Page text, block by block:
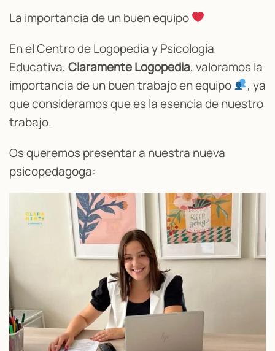
La importancia de un buen equipo
En el Centro de Logopedia y Psicología
Educativa, Claramente Logopedia, valoramos la
importancia de un buen trabajo en equipo
, ya
que consideramos que es la esencia de nuestro
trabajo.
Os queremos presentar a nuestra nueva
psicopedagoga: